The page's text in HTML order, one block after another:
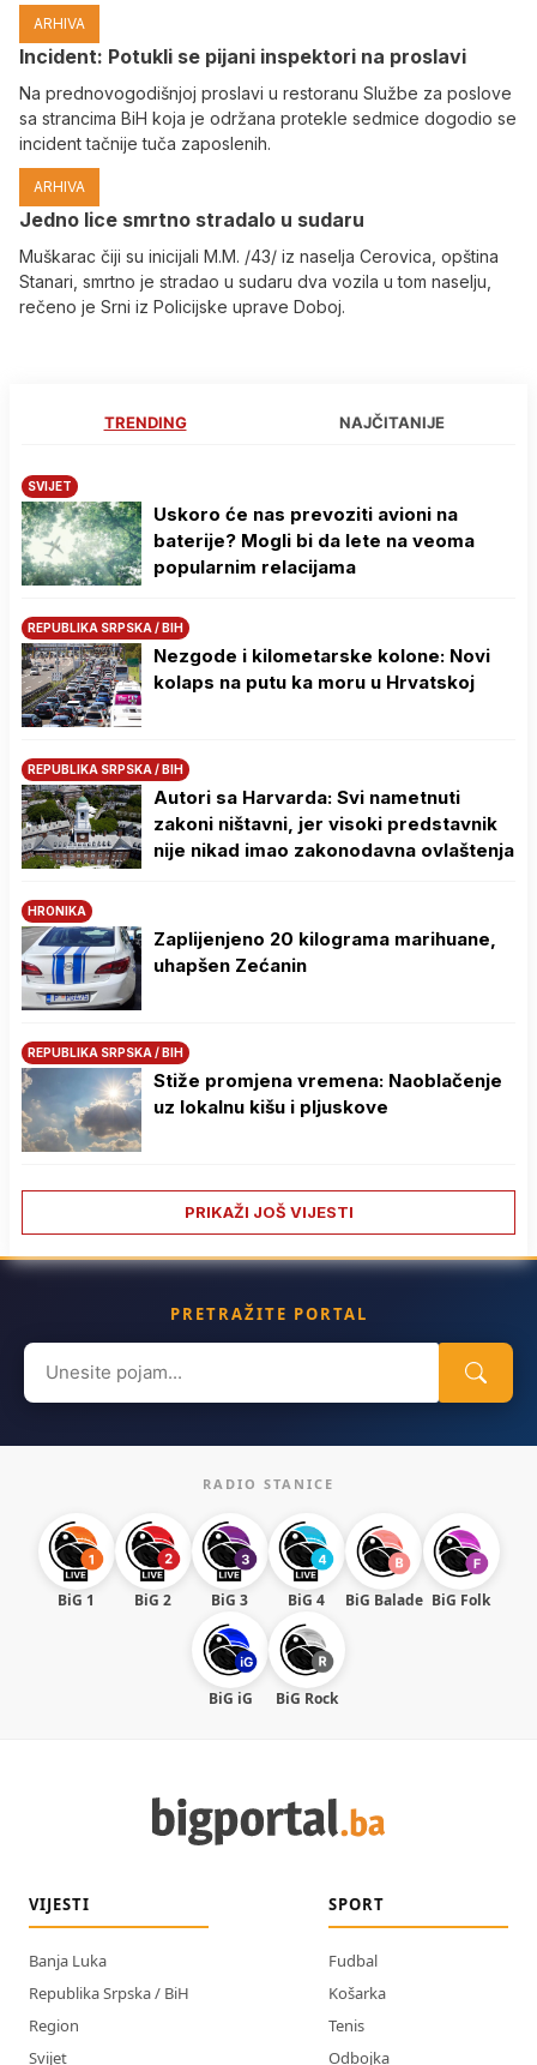
ARHIVA
Incident: Potukli se pijani inspektori na proslavi
Na prednovogodišnjoj proslavi u restoranu Službe za poslove
sa strancima BiH koja je održana protekle sedmice dogodio se
incident tačnije tuča zaposlenih.
ARHIVA
Јedno lice smrtno stradalo u sudaru
Muškarac čiji su inicijali M.M. /43/ iz naselja Cerovica, opština
Stanari, smrtno je stradao u sudaru dva vozila u tom naselju,
rečeno je Srni iz Policijske uprave Doboj.
TRENDING NAJČITANIJE
SVIJET
Uskoro će nas prevoziti avioni na
baterije? Mogli bi da lete na veoma
popularnim relacijama
REPUBLIKA SRPSKA / BIH
Nezgode i kilometarske kolone: Novi
kolaps na putu ka moru u Hrvatskoj
REPUBLIKA SRPSKA / BIH
Autori sa Harvarda: Svi nametnuti
zakoni ništavni, jer visoki predstavnik
nije nikad imao zakonodavna ovlaštenja
HRONIKA
Zaplijenjeno 20 kilograma marihuane,
uhapšen Zećanin
REPUBLIKA SRPSKA / BIH
Stiže promjena vremena: Naoblačenje
uz lokalnu kišu i pljuskove
PRIKAŽI JOŠ VIJESTI
PRETRAŽITE PORTAL
Search
for:
RADIO STANICE
BiG 1 BiG 2 BiG 3 BiG 4 BiG Balade BiG Folk
BiG iG BiG Rock
VIJESTI
Banja Luka
Republika Srpska / BiH
Region
Svijet
SPORT
Fudbal
Košarka
Tenis
Odbojka